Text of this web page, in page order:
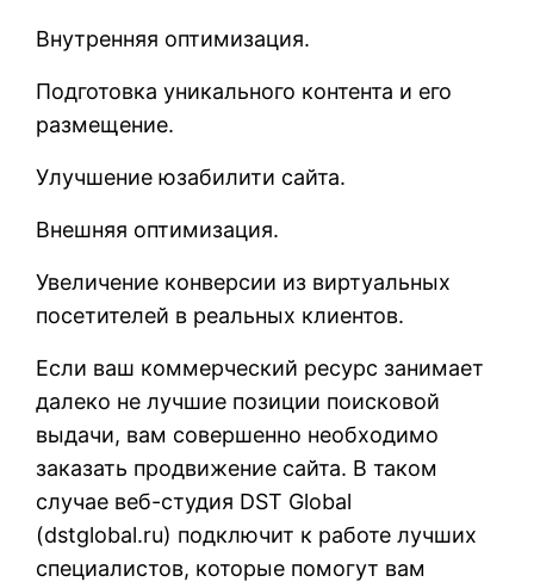
Внутренняя оптимизация.
Подготовка уникального контента и его
размещение.
Улучшение юзабилити сайта.
Внешняя оптимизация.
Увеличение конверсии из виртуальных
посетителей в реальных клиентов.
Если ваш коммерческий ресурс занимает
далеко не лучшие позиции поисковой
выдачи, вам совершенно необходимо
заказать продвижение сайта. В таком
случае веб-студия DST Global
(dstglobal.ru) подключит к работе лучших
специалистов, которые помогут вам